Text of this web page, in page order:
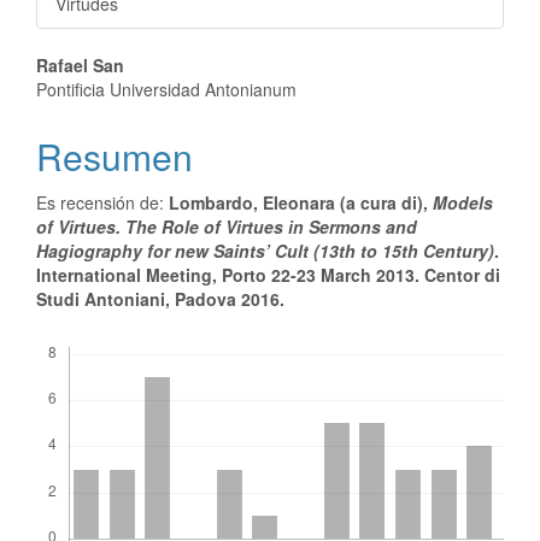
Rafael San
Pontificia Universidad Antonianum
Resumen
Es recensión de: Lombardo, Eleonara (a cura di), Models
of Virtues. The Role of Virtues in Sermons and
Hagiography for new Saints’ Cult (13th to 15th Century).
International Meeting, Porto 22-23 March 2013. Centor di
Studi Antoniani, Padova 2016.